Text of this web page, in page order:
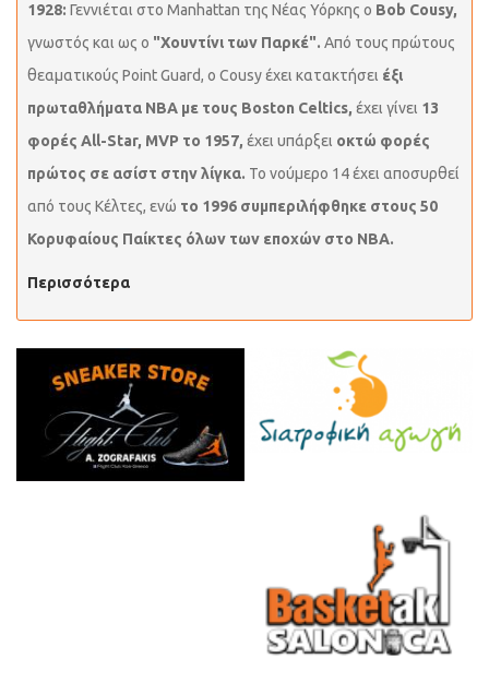
1928: Γεννιέται στο Manhattan της Νέας Υόρκης ο Bob Cousy,
γνωστός και ως ο "Χουντίνι των Παρκέ". Από τους πρώτους
θεαματικούς Point Guard, ο Cousy έχει κατακτήσει έξι
πρωταθλήματα NBA με τους Boston Celtics, έχει γίνει 13
φορές All-Star, MVP το 1957, έχει υπάρξει οκτώ φορές
πρώτος σε ασίστ στην λίγκα. Το νούμερο 14 έχει αποσυρθεί
από τους Κέλτες, ενώ το 1996 συμπεριλήφθηκε στους 50
Κορυφαίους Παίκτες όλων των εποχών στο ΝΒΑ.
Περισσότερα